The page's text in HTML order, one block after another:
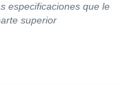
especificaciones que le
superior